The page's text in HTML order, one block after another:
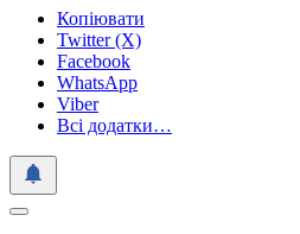
Копіювати
Twitter (X)
Facebook
WhatsApp
Viber
Всі додатки…